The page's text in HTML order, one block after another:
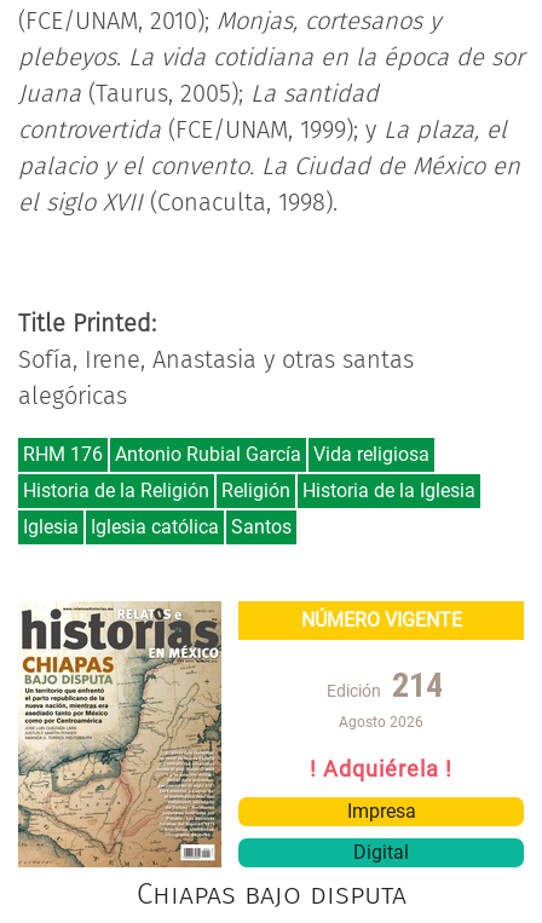
(FCE/UNAM, 2010); Monjas, cortesanos y
plebeyos. La vida cotidiana en la época de sor
Juana (Taurus, 2005); La santidad
controvertida (FCE/UNAM, 1999); y La plaza, el
palacio y el convento. La Ciudad de México en
el siglo XVII(Conaculta, 1998).
Title Printed:
Sofía, Irene, Anastasia y otras santas
alegóricas
RHM 176 Antonio Rubial García Vida religiosa
Historia de la Religión
Religión
Historia de la Iglesia
Iglesia
Iglesia católica Santos
NÚMERO VIGENTE
Edición 214
Agosto 2026
! Adquiérela !
Impresa
Digital
Chiapas bajo disputa